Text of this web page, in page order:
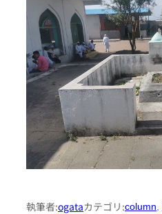
執筆者:ogataカテゴリ:column